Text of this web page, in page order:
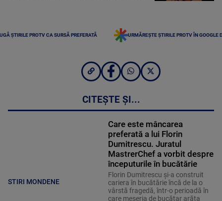
ȘTIRILE PROTV CA SURSĂ PREFERATĂ URMĂREȘTE ȘTIRILE PROTV ÎN GOOGLE
CITEȘTE ȘI...
STIRI MONDENE
Care este mâncarea
preferată a lui Florin
Dumitrescu. Juratul
MastrerChef a vorbit despre
începuturile în bucătărie
Florin Dumitrescu și-a construit
cariera în bucătărie încă de la o
vârstă fragedă, într-o perioadă în
care meseria de bucătar arăta